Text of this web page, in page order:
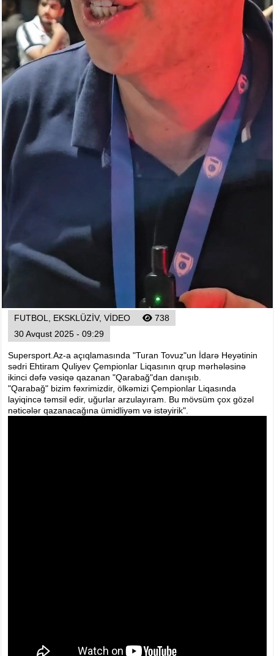
Seçilmişlər
Video
Foto
Digər
Maqazin
Dünya Kuboku - 2018
İslamiada-2017
Formula-1
Qış Olimpiya
İslamiada-2021
Dünya Kuboku-2022
FUTBOL, EKSKLÜZIV, VIDEO
738
30 Avqust 2025 - 09:29
Supersport.Az-a açıqlamasında "Turan Tovuz"un İdarə Heyətinin
sədri Ehtiram Quliyev Çempionlar Liqasının qrup mərhələsinə
ikinci dəfə vəsiqə qazanan "Qarabağ"dan danışıb.
"Qarabağ" bizim fəxrimizdir, ölkəmizi Çempionlar Liqasında
layiqincə təmsil edir, uğurlar arzulayıram. Bu mövsüm çox gözəl
nəticələr qazanacağına ümidliyəm və istəyirik".